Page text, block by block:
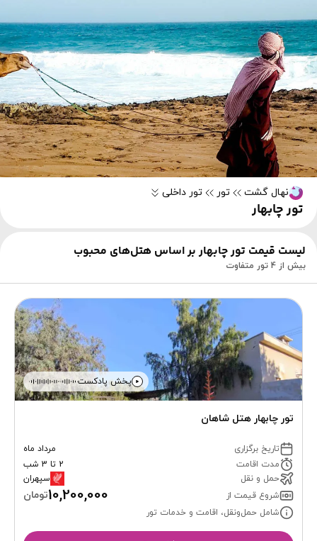
تور چابهار
نهال گشت تور تور داخلی
لیست قیمت تور چابهار بر اساس هتل‌های محبوب
بیش از 4 تور متفاوت
تور چابهار هتل شاهان
پخش پادکست
تاریخ برگزاری
مرداد ماه
مدت اقامت
2 تا 3 شب
حمل و نقل
سپهران
شروع قیمت از
10,200,000تومان
شامل حمل‌ونقل، اقامت و خدمات تور